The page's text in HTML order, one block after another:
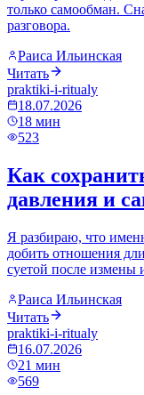
только самообман.
разговора.
Раиса Ильинская
Читать
praktiki-i-ritualy
18.07.2026
18 мин
523
Как
давления и
Я разбираю, что
добить отношения
суетой после измены
Раиса Ильинская
Читать
praktiki-i-ritualy
16.07.2026
21 мин
569